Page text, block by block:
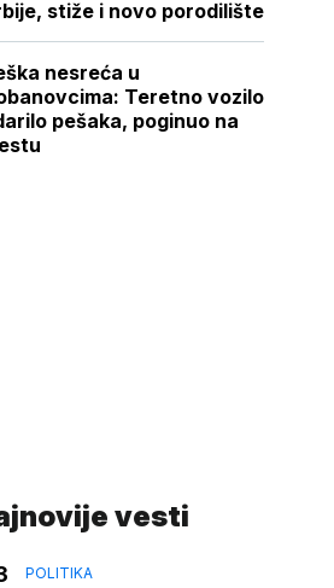
stiže i novo porodilište
nesreća u
Teretno vozilo
pešaka, poginuo na
vesti
POLITIKA